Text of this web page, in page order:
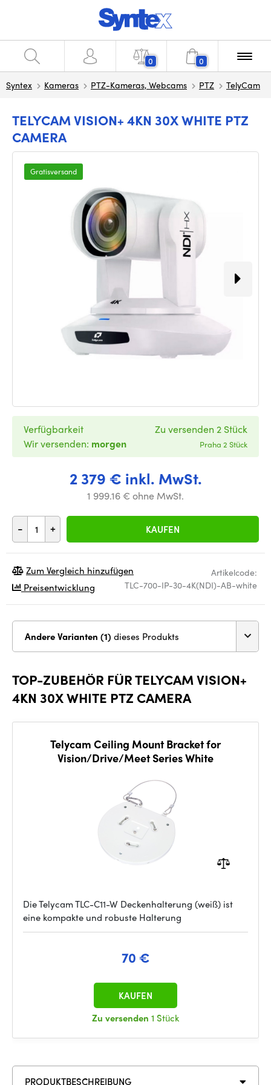
0 0
Syntex Kameras PTZ-Kameras, Webcams PTZ TelyCam
TELYCAM VISION+ 4KN 30X WHITE PTZ
CAMERA
Gratisversand
2 379 € inkl. MwSt.
1 999.16 € ohne MwSt.
- + KAUFEN
Verfügbarkeit
Wir versenden: morgen
Zu versenden 2 Stück
Praha 2 Stück
Artikelcode:
TLC-700-IP-30-4K(NDI)-AB-white
Zum Vergleich hinzufügen
Preisentwicklung
Andere Varianten (1) dieses Produkts
TOP-ZUBEHÖR FÜR TELYCAM VISION+
4KN 30X WHITE PTZ CAMERA
Telycam Ceiling Mount Bracket for
Vision/Drive/Meet Series White
Die Telycam TLC-C11-W Deckenhalterung (weiß) ist
eine kompakte und robuste Halterung
70 €
Zu versenden 1 Stück
KAUFEN
PRODUKTBESCHREIBUNG